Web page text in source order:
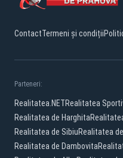
ContactTermeni și condiții
Parteneri:
Realitatea.NETRealitatea
Realitatea de Harghita
Realitatea de SibiuRealitatea
Realitatea de Dambovita